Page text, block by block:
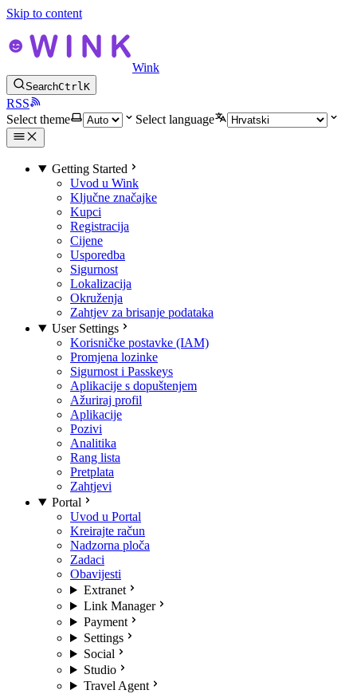
Skip to content
Wink
SearchCtrlK
RSS
Select theme
Select language
Getting Started
Uvod u Wink
Ključne značajke
Kupci
Registracija
Cijene
Usporedba
Sigurnost
Lokalizacija
Okruženja
Zahtjev za brisanje podataka
User Settings
Korisničke postavke (IAM)
Promjena lozinke
Sigurnost i Passkeys
Aplikacije s dopuštenjem
Ažuriraj profil
Aplikacije
Pozivi
Analitika
Rang lista
Pretplata
Zahtjevi
Portal
Uvod u Portal
Kreirajte račun
Nadzorna ploča
Zadaci
Obavijesti
Extranet
Link Manager
Payment
Settings
Social
Studio
Travel Agent